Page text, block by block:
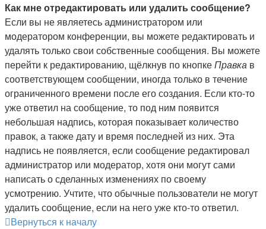
Как мне отредактировать или удалить сообщение?
Если вы не являетесь администратором или
модератором конференции, вы можете редактировать и
удалять только свои собственные сообщения. Вы можете
перейти к редактированию, щёлкнув по кнопкеПравка в
соответствующем сообщении, иногда только в течение
ограниченного времени после его создания. Если кто-то
уже ответил на сообщение, то под ним появится
небольшая надпись, которая показывает количество
правок, а также дату и время последней из них. Эта
надпись не появляется, если сообщение редактировал
администратор или модератор, хотя они могут сами
написать о сделанных изменениях по своему
усмотрению. Учтите, что обычные пользователи не могут
удалить сообщение, если на него уже кто-то ответил.
Вернуться к началу